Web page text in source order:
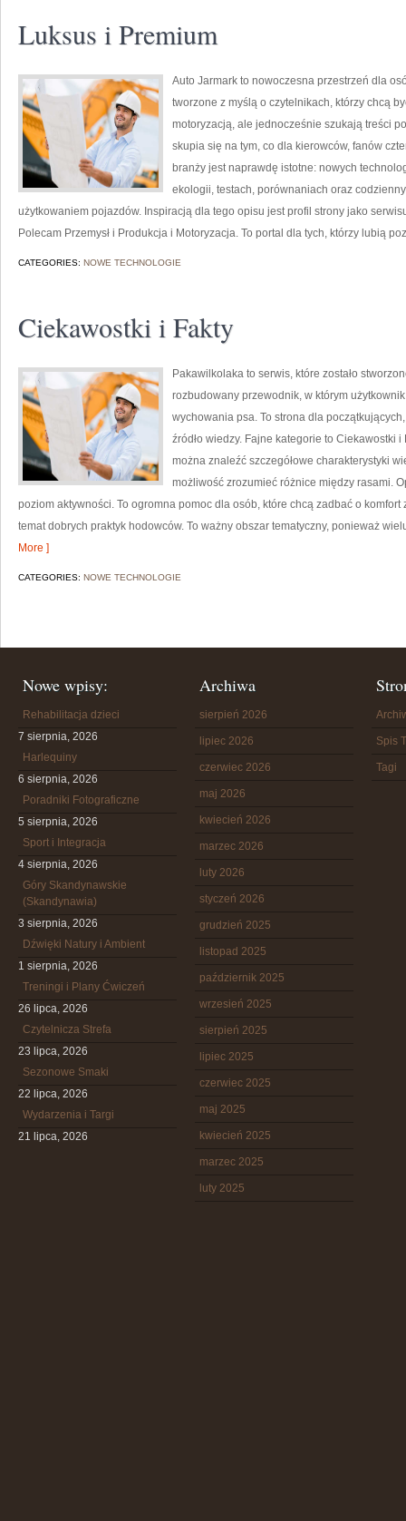
Luksus i Premium
Auto Jarmark to nowoczesna przestrzeń dla
tworzone z myślą o czytelnikach, którzy chcą
motoryzacją, ale jednocześnie szukają treści
skupia się na tym, co dla kierowców, fanów
branży jest naprawdę istotne: nowych
ekologii, testach, porównaniach oraz
użytkowaniem pojazdów. Inspiracją dla tego opisu jest profil strony jako
Polecam Przemysł i Produkcja i Motoryzacja. To portal dla tych, którzy lubią
CATEGORIES: NOWE TECHNOLOGIE
Ciekawostki i Fakty
Pakawilkolaka to serwis, które zostało
rozbudowany przewodnik, w którym
wychowania psa. To strona dla
źródło wiedzy. Fajne kategorie to Ciekawostki
można znaleźć szczegółowe charakterystyki
możliwość zrozumieć różnice między rasami.
poziom aktywności. To ogromna pomoc dla osób, które chcą zadbać o
temat dobrych praktyk hodowców. To ważny obszar tematyczny, ponieważ
More ]
CATEGORIES: NOWE TECHNOLOGIE
Nowe wpisy:
Rehabilitacja dzieci
7 sierpnia, 2026
Harlequiny
6 sierpnia, 2026
Poradniki Fotograficzne
5 sierpnia, 2026
Sport i Integracja
4 sierpnia, 2026
Góry Skandynawskie
(Skandynawia)
3 sierpnia, 2026
Dźwięki Natury i Ambient
1 sierpnia, 2026
Treningi i Plany Ćwiczeń
26 lipca, 2026
Czytelnicza Strefa
23 lipca, 2026
Sezonowe Smaki
22 lipca, 2026
Wydarzenia i Targi
21 lipca, 2026
Archiwa
sierpień 2026
lipiec 2026
czerwiec 2026
maj 2026
kwiecień 2026
marzec 2026
luty 2026
styczeń 2026
grudzień 2025
listopad 2025
październik 2025
wrzesień 2025
sierpień 2025
lipiec 2025
czerwiec 2025
maj 2025
kwiecień 2025
marzec 2025
luty 2025
Spis
Tagi